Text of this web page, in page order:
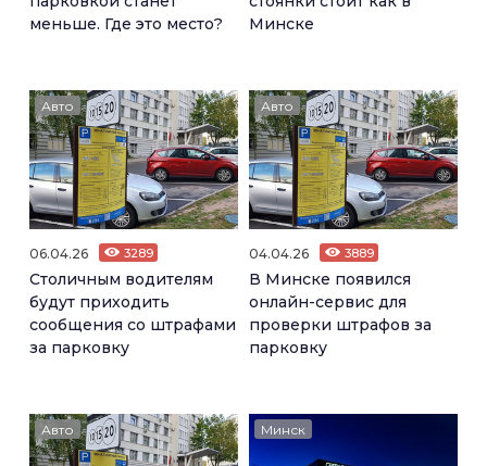
меньше. Где это место?
Минске
Авто
06.04.26 3289
Столичным водителям
будут приходить
сообщения со штрафами
за парковку
Авто
04.04.26 3889
В Минске появился
онлайн-сервис для
проверки штрафов за
парковку
Авто Минск